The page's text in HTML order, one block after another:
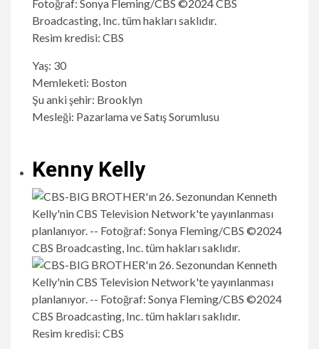
Resim kredisi: CBS
Yaş: 30
Memleketi: Boston
Şu anki şehir: Brooklyn
Mesleği: Pazarlama ve Satış Sorumlusu
Kenny Kelly
Resim kredisi: CBS